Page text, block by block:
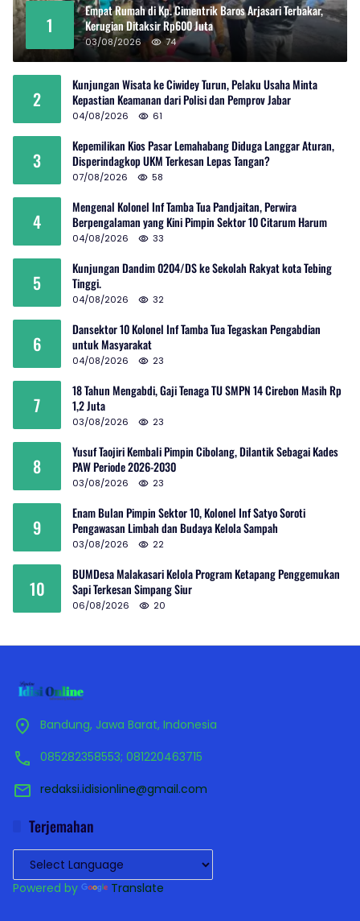
1
Empat Rumah di Kp. Cimentrik Baros Arjasari Terbakar,
Kerugian Ditaksir Rp600 Juta
03/08/2026 74
2
Kunjungan Wisata ke Ciwidey Turun, Pelaku Usaha Minta
Kepastian Keamanan dari Polisi dan Pemprov Jabar
04/08/2026 61
3
Kepemilikan Kios Pasar Lemahabang Diduga Langgar Aturan,
Disperindagkop UKM Terkesan Lepas Tangan?
07/08/2026 58
4
Mengenal Kolonel Inf Tamba Tua Pandjaitan, Perwira
Berpengalaman yang Kini Pimpin Sektor 10 Citarum Harum
04/08/2026 33
5
Kunjungan Dandim 0204/DS ke Sekolah Rakyat kota Tebing
Tinggi.
04/08/2026 32
6
Dansektor 10 Kolonel Inf Tamba Tua Tegaskan Pengabdian
untuk Masyarakat
04/08/2026 23
7
18 Tahun Mengabdi, Gaji Tenaga TU SMPN 14 Cirebon Masih Rp
1,2 Juta
03/08/2026 23
8
Yusuf Taojiri Kembali Pimpin Cibolang, Dilantik Sebagai Kades
PAW Periode 2026-2030
03/08/2026 23
9
Enam Bulan Pimpin Sektor 10, Kolonel Inf Satyo Soroti
Pengawasan Limbah dan Budaya Kelola Sampah
03/08/2026 22
10
BUMDesa Malakasari Kelola Program Ketapang Penggemukan
Sapi Terkesan Simpang Siur
06/08/2026 20
Bandung, Jawa Barat, Indonesia
085282358553; 081220463715
redaksi.idisionline@gmail.com
Terjemahan
Powered by Translate